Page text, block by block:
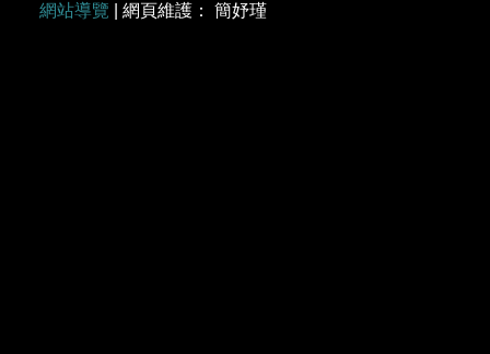
網站導覽 | 網頁維護： 簡妤瑾